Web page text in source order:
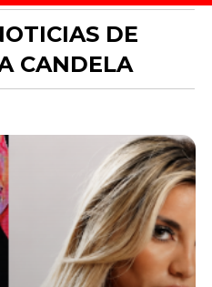
DE
CANDELA